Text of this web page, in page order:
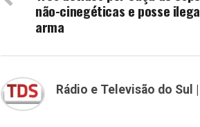
não-cinegéticas e posse
arma
Rádio e Televisão do Sul